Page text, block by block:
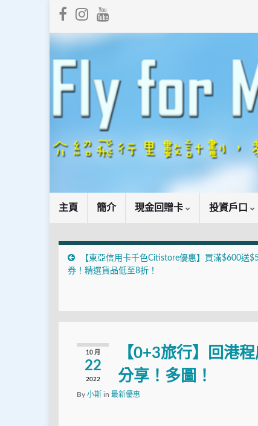
主頁 簡介 現金回贈卡 投資戶口
【東亞信用卡千色Citistore優惠】買滿$600送
券！精選貨品低至8折！
10 月
22
2022
【0+3旅行】回港
分享！多圖！
By 小斯 in 最新優惠